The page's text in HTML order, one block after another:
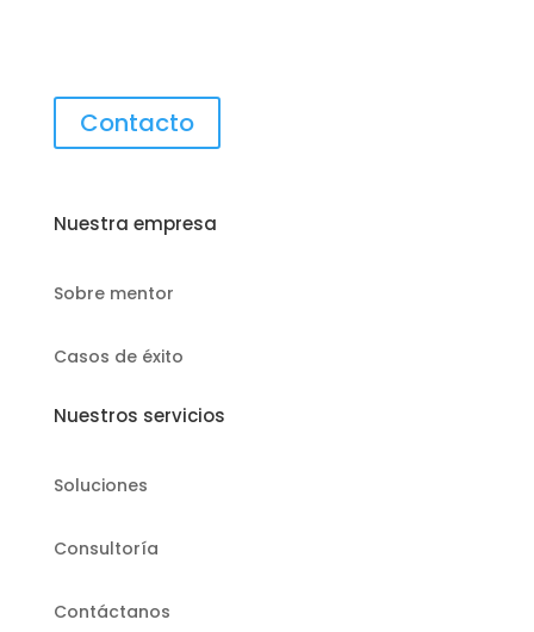
Contacto
Nuestra empresa
Sobre mentor
Casos de éxito
Nuestros servicios
Soluciones
Consultoría
Contáctanos